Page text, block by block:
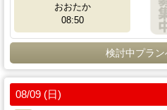
おおたか
08:50
検討中プラ
08/09 (日)